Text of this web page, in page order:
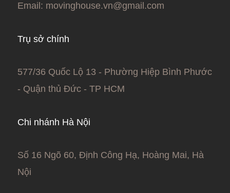
Email: movinghouse.vn@gmail.com
Trụ sở chính
577/36 Quốc Lộ 13 - Phường Hiệp Bình Phước
- Quận thủ Đức - TP HCM
Chi nhánh Hà Nội
Số 16 Ngõ 60, Định Công Hạ, Hoàng Mai, Hà
Nội